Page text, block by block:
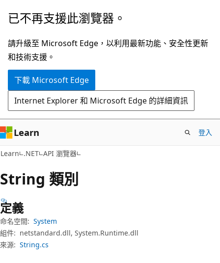
跳
主
要
內
跳
頁
面
內
覽
已不再支援此瀏覽器。
請升級至 Microsoft Edge，以利用最新功能、安全性更新
和技術支援。
下載 Microsoft Edge
Internet Explorer 和 Microsoft Edge 的詳細資訊
Learn 登入
Learn .NET API 瀏覽器
String 類別
定義
命名空間: System
組件: netstandard.dll, System.Runtime.dll
來源: String.cs